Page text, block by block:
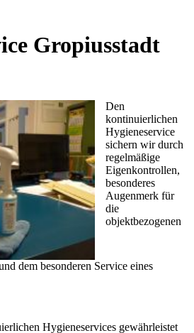
Gropiusstadt
Den
kontinuierlichen
Hygieneservice
sichern wir durch
regelmäßige
Eigenkontrollen,
besonderes
Augenmerk für
die
objektbezogenen
dem besonderen Service eines
Hygieneservices gewährleistet